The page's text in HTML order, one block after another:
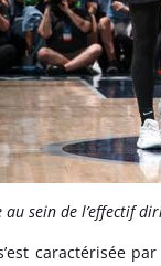
au sein de l’effectif
caractérisée